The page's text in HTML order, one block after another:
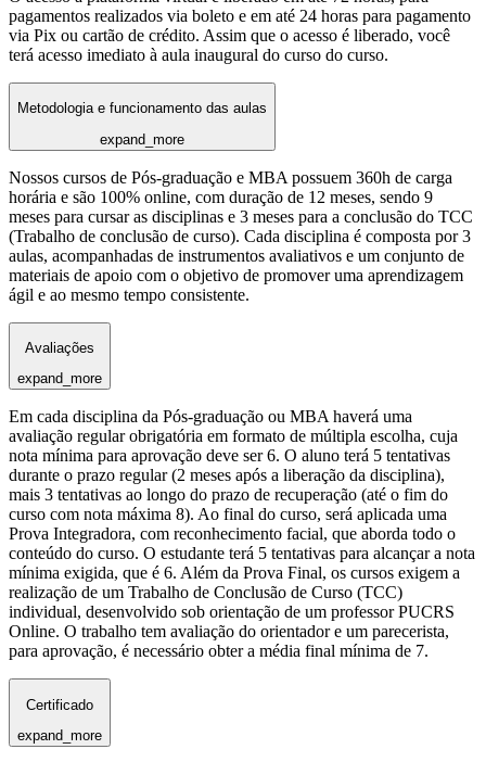
pagamentos realizados via boleto e em até 24 horas para pagamento
via Pix ou cartão de crédito. Assim que o acesso é liberado, você
terá acesso imediato à aula inaugural do curso do curso.
Metodologia e funcionamento das aulas
expand_more
Nossos cursos de Pós-graduação e MBA possuem 360h de carga
horária e são 100% online, com duração de 12 meses, sendo 9
meses para cursar as disciplinas e 3 meses para a conclusão do TCC
(Trabalho de conclusão de curso). Cada disciplina é composta por 3
aulas, acompanhadas de instrumentos avaliativos e um conjunto de
materiais de apoio com o objetivo de promover uma aprendizagem
ágil e ao mesmo tempo consistente.
Avaliações
expand_more
Em cada disciplina da Pós-graduação ou MBA haverá uma
avaliação regular obrigatória em formato de múltipla escolha, cuja
nota mínima para aprovação deve ser 6. O aluno terá 5 tentativas
durante o prazo regular (2 meses após a liberação da disciplina),
mais 3 tentativas ao longo do prazo de recuperação (até o fim do
curso com nota máxima 8). Ao final do curso, será aplicada uma
Prova Integradora, com reconhecimento facial, que aborda todo o
conteúdo do curso. O estudante terá 5 tentativas para alcançar a nota
mínima exigida, que é 6. Além da Prova Final, os cursos exigem a
realização de um Trabalho de Conclusão de Curso (TCC)
individual, desenvolvido sob orientação de um professor PUCRS
Online. O trabalho tem avaliação do orientador e um parecerista,
para aprovação, é necessário obter a média final mínima de 7.
Certificado
expand_more